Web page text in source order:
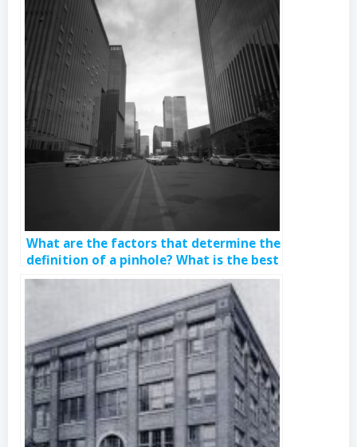
What are the factors that determine the
definition of a pinhole? What is the best
focal length of a pinhole?